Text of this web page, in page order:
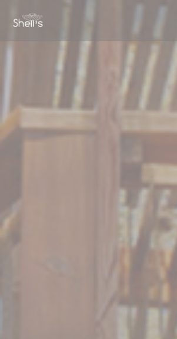
Personnalisation de vos choix en matière de